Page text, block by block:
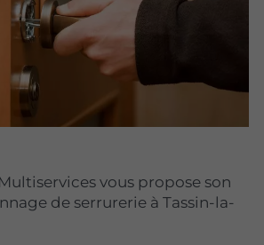
vous propose son
de serrurerie à Tassin-la-